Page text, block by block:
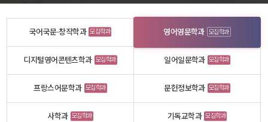
국어국문·창작학과 모집학과 영어영문학과 모집학과
디지털영어콘텐츠학과 모집학과 일어일문학과 모집학과
프랑스어문학과 모집학과 문헌정보학과 모집학과
사학과 모집학과 기독교학과 모집학과